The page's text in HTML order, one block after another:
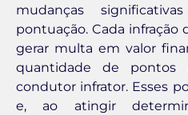
mudanças
pontuação. Cada infração
gerar multa em valor
quantidade de pontos
condutor infrator. Esses
e, ao atingir